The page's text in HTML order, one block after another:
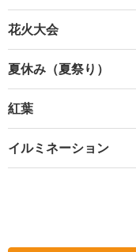
花火大会
夏休み（夏祭り）
紅葉
イルミネーション